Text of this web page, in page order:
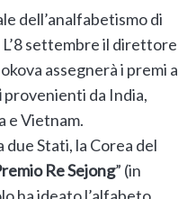
dell’analfabetismo di
L’8 settembre il direttore
assegnerà i premi a
provenienti da India,
e Vietnam.
Stati, la Corea del
Re Sejong” (in